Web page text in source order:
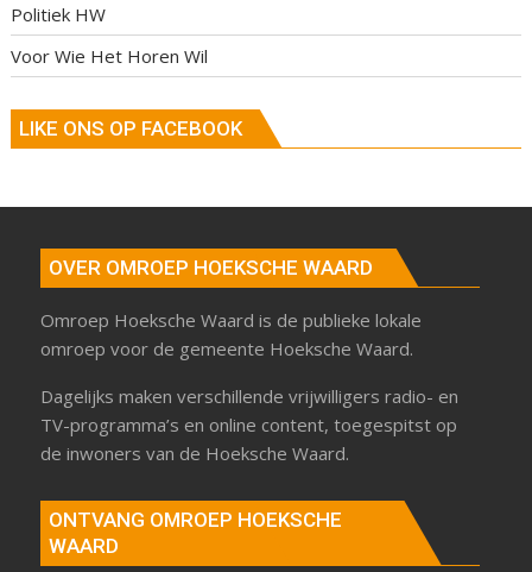
Politiek HW
Voor Wie Het Horen Wil
LIKE ONS OP FACEBOOK
OVER OMROEP HOEKSCHE WAARD
Omroep Hoeksche Waard is de publieke lokale
omroep voor de gemeente Hoeksche Waard.
Dagelijks maken verschillende vrijwilligers radio- en
TV-programma’s en online content, toegespitst op
de inwoners van de Hoeksche Waard.
ONTVANG OMROEP HOEKSCHE
WAARD